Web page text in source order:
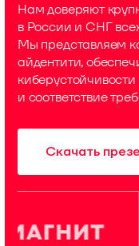
Нам доверяют
в России и СНГ
Мы представляем
айдентити,
и соответствие
Скачать